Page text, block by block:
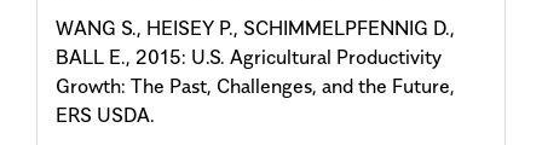
WANG S., HEISEY P., SCHIMMELPFENNIG D.,
BALL E., 2015: U.S. Agricultural Productivity
Growth: The Past, Challenges, and the Future,
ERS USDA.